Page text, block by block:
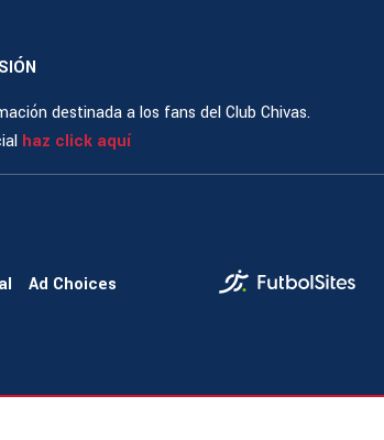
destinada a los fans del Club Chivas.
haz click aquí
Ad Choices